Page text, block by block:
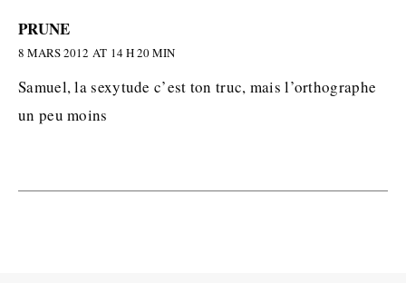
PRUNE
8 MARS 2012 AT 14 H 20 MIN
Samuel, la sexytude c’est ton truc, mais l’orthographe
un peu moins